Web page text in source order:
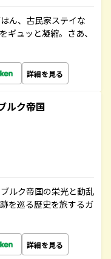
ん、古民家ステイな
ギュッと凝縮。さあ、
詳細を見る
ルク帝国
ルク帝国の栄光と動乱
を巡る歴史を旅するガ
詳細を見る